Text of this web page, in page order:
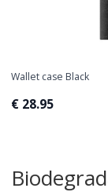
Wallet case Black
€ 28.95